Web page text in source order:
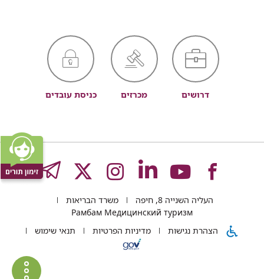
דרושים מכרזים כניסת עובדים
לעמוד
של
לעמוד
של
לעמוד
של
לעמוד
של
לעמוד
של
העליה השנייה 8, חיפה
משרד הבריאות
Рамбам Медицинский туризм
הצהרת נגישות
מדיניות הפרטיות תנאי שימוש